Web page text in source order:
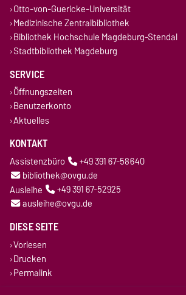
Otto-von-Guericke-Universität
Medizinische Zentralbibliothek
Bibliothek Hochschule Magdeburg-Stendal
Stadtbibliothek Magdeburg
SERVICE
Öffnungszeiten
Benutzerkonto
Aktuelles
KONTAKT
Assistenzbüro
+49 391 67-58640
bibliothek@ovgu.de
Ausleihe
+49 391 67-52925
ausleihe@ovgu.de
DIESE SEITE
Vorlesen
Drucken
Permalink